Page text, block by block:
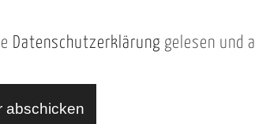
Datenschutzerklärung gelesen und